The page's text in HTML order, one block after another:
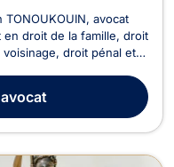
avocat
droit de la famille, droit
droit pénal et
des situations juridiques